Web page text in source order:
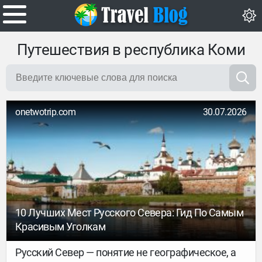
Путешествия в республика Коми
onetwotrip.com 30.07.2026
10 Лучших Мест Русского Севера: Гид По Самым
Красивым Уголкам
Русский Север — понятие не географическое, а